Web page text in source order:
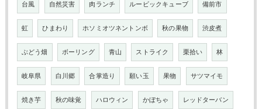
台風 自然災害 肉ランチ ルービックキューブ 備前市
虹 ひまわり ホソミオツネントンボ 秋の果物 渋皮煮
ぶどう畑 ボーリング 青山 ストライク 栗拾い 林
岐阜県 白川郷 合掌造り 願い玉 果物 サツマイモ
焼き芋 秋の味覚 ハロウィン かぼちゃ レッドターバン